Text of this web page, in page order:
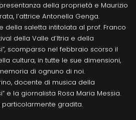
della proprietà e Maurizio
l’attrice Antonella Genga.
della saletta intitolata al prof. Franco
della Valle d’Itria e della
scomparso nel febbraio scorso il
cultura, in tutte le sue dimensioni,
di ognuno di noi.
docente di musica della
e la giornalista Rosa Maria Messia.
particolarmente gradita.